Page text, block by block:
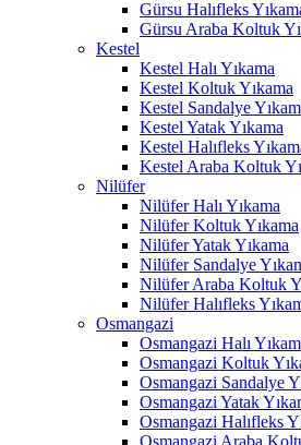
Hacklink panel
Hacklink panel
Hacklink panel
Gürsu Halıfleks
Gürsu Araba Koltuk
Kestel
Kestel Halı Yıkama
Kestel Koltuk Yıkama
Kestel Sandalye
Kestel Yatak Yıkama
Kestel Halıfleks
Kestel Araba Koltuk
Nilüfer
Nilüfer Halı Yıkama
Nilüfer Koltuk Yıkama
Nilüfer Yatak Yıkama
Nilüfer Sandalye
Nilüfer Araba Koltuk
Nilüfer Halıfleks
Osmangazi
Osmangazi Halı
Osmangazi Koltuk
Osmangazi Sandalye
Osmangazi Yatak
Osmangazi Halıfleks
Osmangazi Araba